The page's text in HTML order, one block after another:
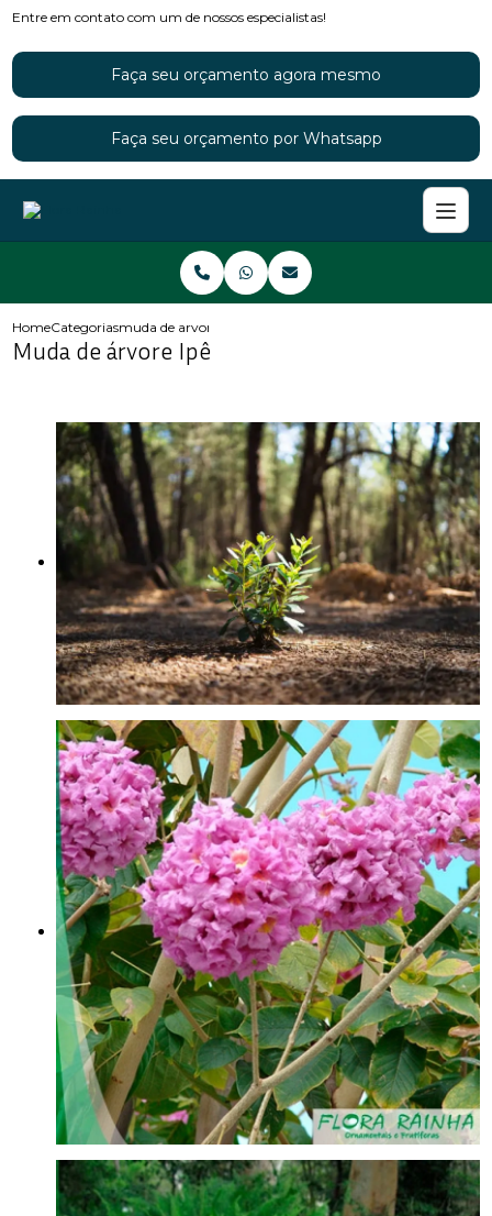
Entre em contato com um de nossos especialistas!
Faça seu orçamento agora mesmo
Faça seu orçamento por Whatsapp
HomeCategoriasmuda de arvore ipe
Muda de árvore Ipê